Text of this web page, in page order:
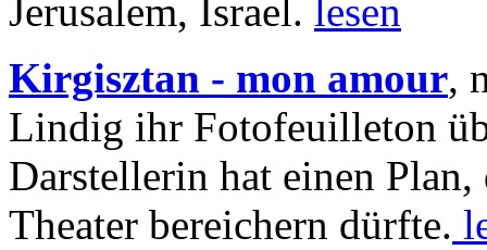
Jerusalem, Israel. lesen
Kirgisztan - mon amour,
Lindig ihr Fotofeuilleton
Darstellerin hat einen Plan,
Theater bereichern dürfte.